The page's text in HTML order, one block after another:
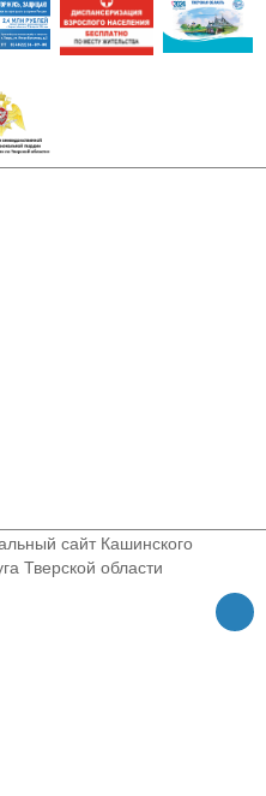
сайт Кашинского
Тверской области